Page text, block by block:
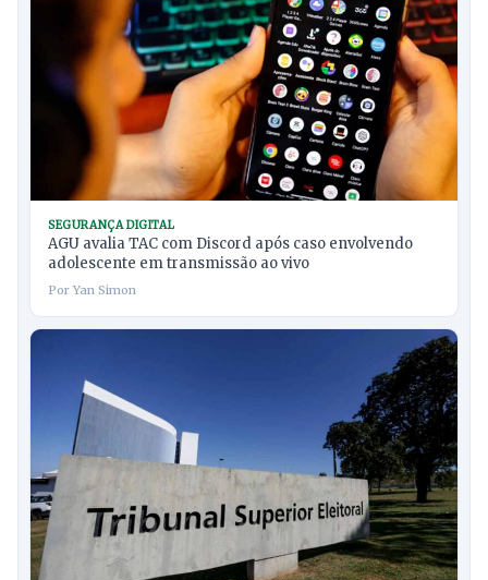
SEGURANÇA DIGITAL
AGU avalia TAC com Discord após caso envolvendo
adolescente em transmissão ao vivo
Por Yan Simon